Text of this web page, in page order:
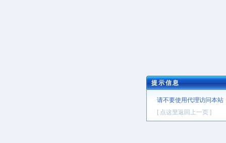
提示信息
请不要使用代理访问本站
[ 点这里返回上一页 ]